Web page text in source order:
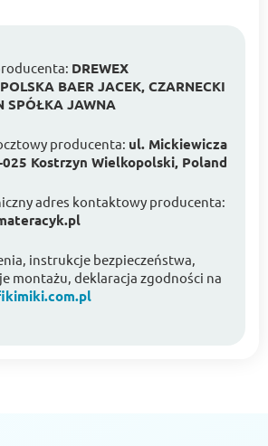
DREWEX
BAER JACEK, CZARNECKI
SPÓŁKA JAWNA
producenta: ul. Mickiewicza
Kostrzyn Wielkopolski, Poland
adres kontaktowy producenta:
instrukcje bezpieczeństwa,
montażu, deklaracja zgodności na